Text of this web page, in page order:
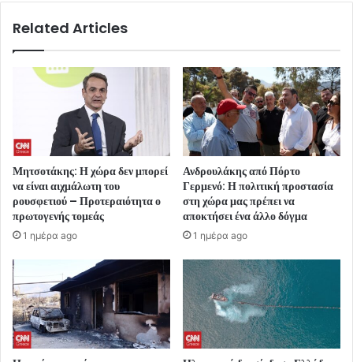
Related Articles
Μητσοτάκης: Η χώρα δεν μπορεί
να είναι αιχμάλωτη του
ρουσφετιού – Προτεραιότητα ο
πρωτογενής τομεάς
1 ημέρα ago
Ανδρουλάκης από Πόρτο
Γερμενό: Η πολιτική προστασία
στη χώρα μας πρέπει να
αποκτήσει ένα άλλο δόγμα
1 ημέρα ago